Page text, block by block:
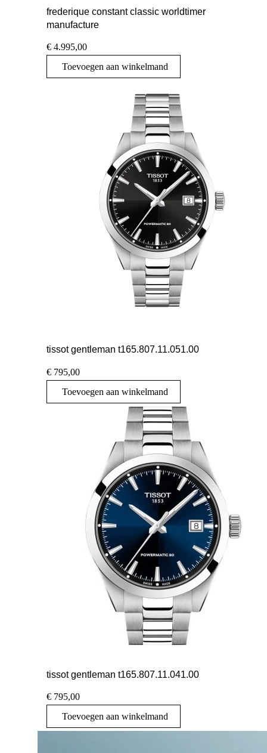
frederique constant classic worldtimer
manufacture
€ 4.995,00
Toevoegen aan winkelmand
tissot gentleman t165.807.11.051.00
€ 795,00
Toevoegen aan winkelmand
tissot gentleman t165.807.11.041.00
€ 795,00
Toevoegen aan winkelmand